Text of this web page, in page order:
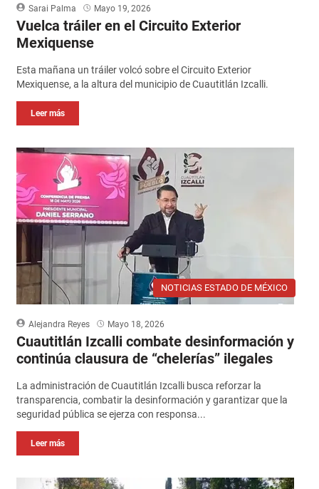
Sarai Palma Mayo 19, 2026
Vuelca tráiler en el Circuito Exterior
Mexiquense
Esta mañana un tráiler volcó sobre el Circuito Exterior
Mexiquense, a la altura del municipio de Cuautitlán Izcalli.
Leer más
NOTICIAS ESTADO DE MÉXICO
Alejandra Reyes Mayo 18, 2026
Cuautitlán Izcalli combate desinformación y
continúa clausura de “chelerías” ilegales
La administración de Cuautitlán Izcalli busca reforzar la
transparencia, combatir la desinformación y garantizar que la
seguridad pública se ejerza con responsa...
Leer más